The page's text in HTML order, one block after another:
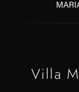
Villa